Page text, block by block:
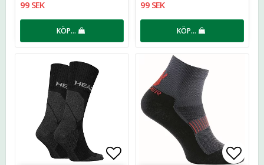
99 SEK
KÖP…
99 SEK
KÖP…